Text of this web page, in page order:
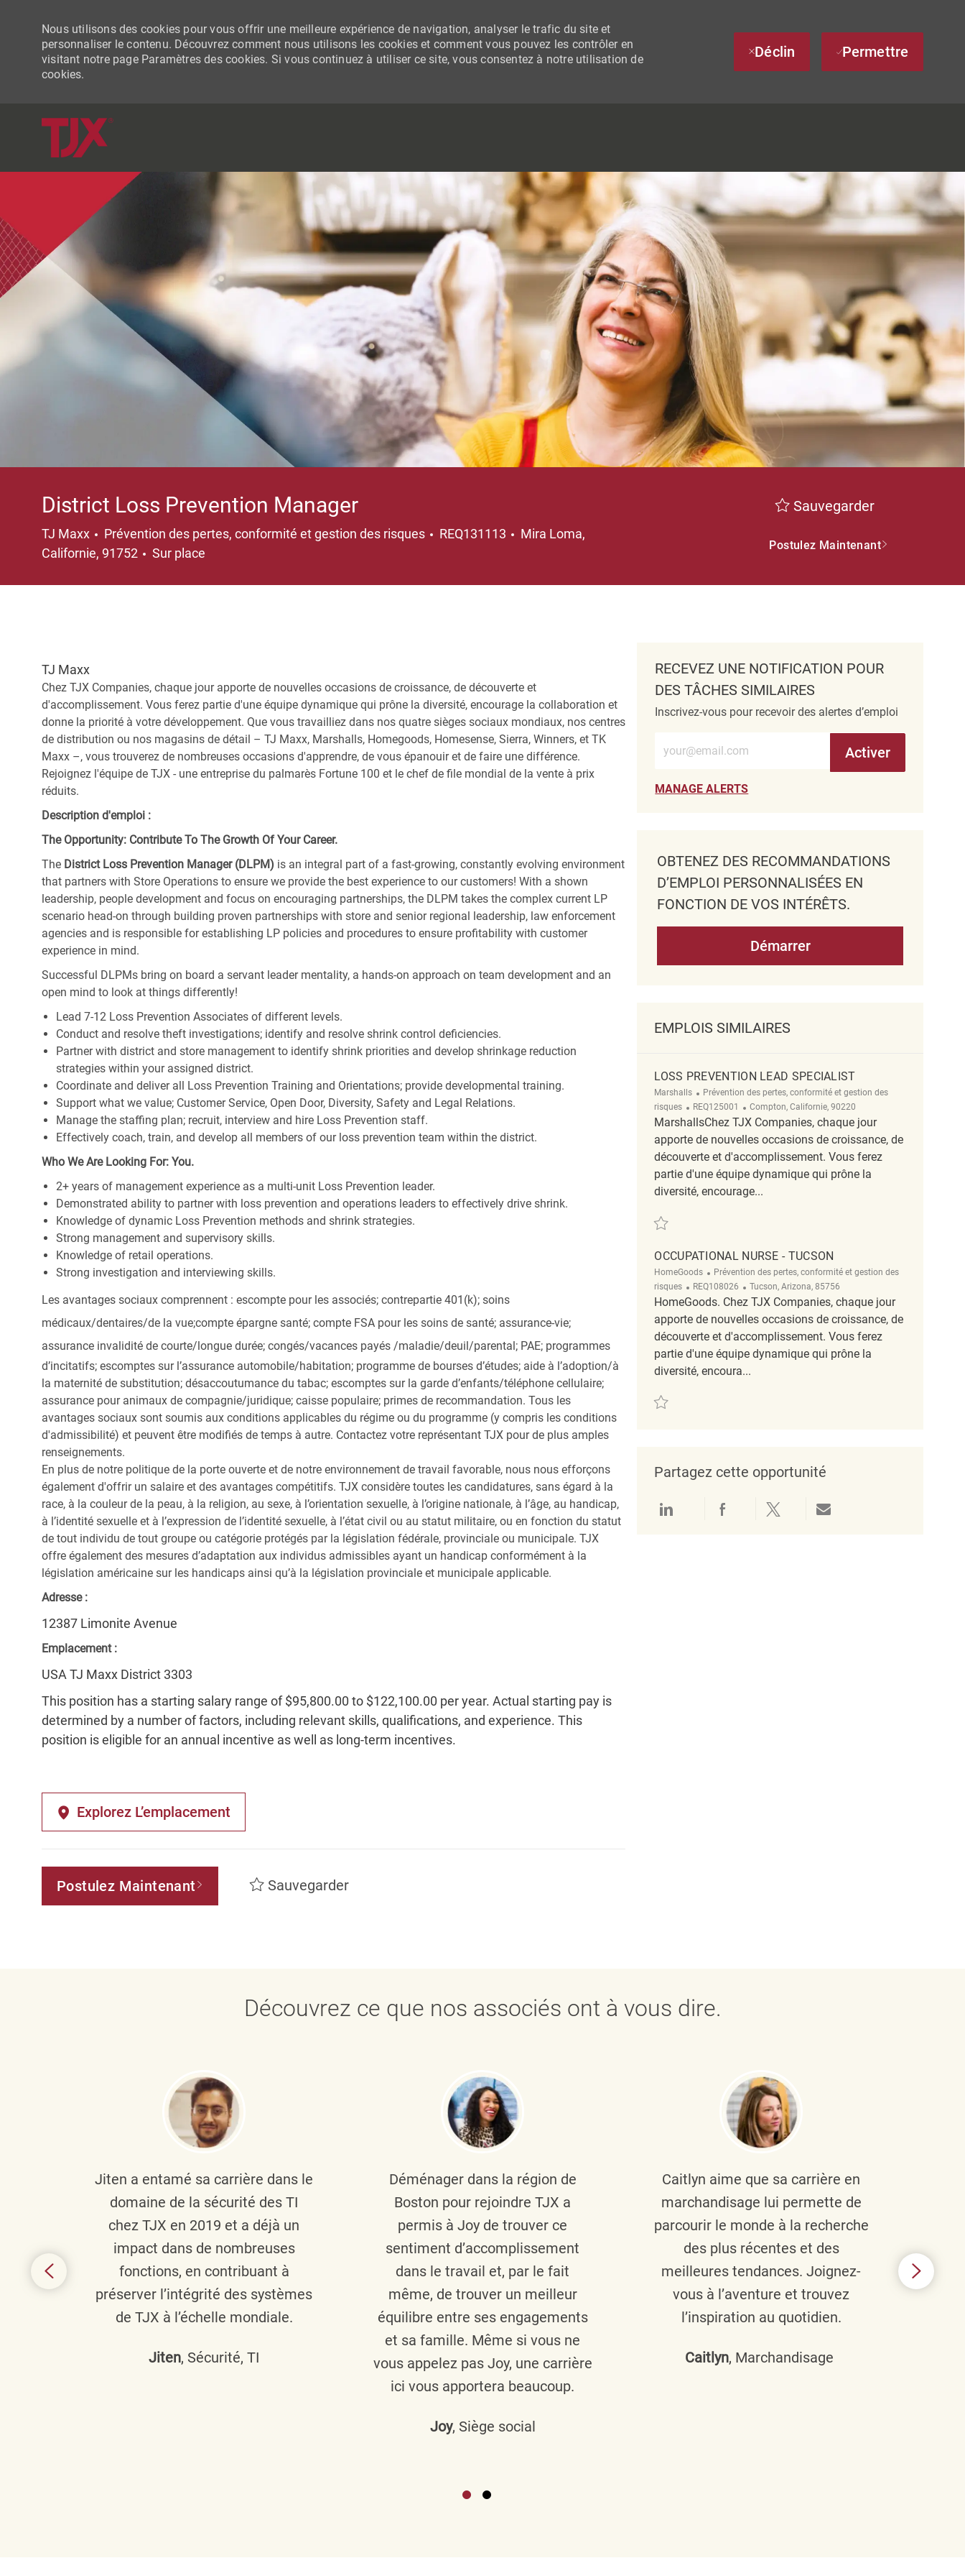
Nous utilisons des cookies pour vous offrir une meilleure expérience de navigation, analyser le trafic du site et
personnaliser le contenu. Découvrez comment nous utilisons les cookies et comment vous pouvez les contrôler en
visitant notre page Paramètres des cookies. Si vous continuez à utiliser ce site, vous consentez à notre utilisation de
cookies.
Déclin Permettre
District Loss Prevention Manager
TJ Maxx Catégorie
Prévention des pertes, conformité et gestion des risques REQ131113 Emplacement
Mira Loma,
Californie, 91752
Sur place
Sauvegarder
Postulez Maintenant
TJ Maxx
Chez TJX Companies, chaque jour apporte de nouvelles occasions de croissance, de découverte et
d'accomplissement. Vous ferez partie d'une équipe dynamique qui prône la diversité, encourage la collaboration et
donne la priorité à votre développement. Que vous travailliez dans nos quatre sièges sociaux mondiaux, nos centres
de distribution ou nos magasins de détail – TJ Maxx, Marshalls, Homegoods, Homesense, Sierra, Winners, et TK
Maxx –, vous trouverez de nombreuses occasions d'apprendre, de vous épanouir et de faire une différence.
Rejoignez l'équipe de TJX - une entreprise du palmarès Fortune 100 et le chef de file mondial de la vente à prix
réduits.
Description d'emploi :
The Opportunity: Contribute To The Growth Of Your Career.
The District Loss Prevention Manager (DLPM) is an integral part of a fast-growing, constantly evolving environment
that partners with Store Operations to ensure we provide the best experience to our customers! With a shown
leadership, people development and focus on encouraging partnerships, the DLPM takes the complex current LP
scenario head-on through building proven partnerships with store and senior regional leadership, law enforcement
agencies and is responsible for establishing LP policies and procedures to ensure profitability with customer
experience in mind.
Successful DLPMs bring on board a servant leader mentality, a hands-on approach on team development and an
open mind to look at things differently!
Lead 7-12 Loss Prevention Associates of different levels.
Conduct and resolve theft investigations; identify and resolve shrink control deficiencies.
Partner with district and store management to identify shrink priorities and develop shrinkage reduction
strategies within your assigned district.
Coordinate and deliver all Loss Prevention Training and Orientations; provide developmental training.
Support what we value; Customer Service, Open Door, Diversity, Safety and Legal Relations.
Manage the staffing plan; recruit, interview and hire Loss Prevention staff.
Effectively coach, train, and develop all members of our loss prevention team within the district.
Who We Are Looking For: You.
2+ years of management experience as a multi-unit Loss Prevention leader.
Demonstrated ability to partner with loss prevention and operations leaders to effectively drive shrink.
Knowledge of dynamic Loss Prevention methods and shrink strategies.
Strong management and supervisory skills.
Knowledge of retail operations.
Strong investigation and interviewing skills.
Les avantages sociaux comprennent : escompte pour les associés; contrepartie 401(k); soins
médicaux/dentaires/de la vue;compte épargne santé; compte FSA pour les soins de santé; assurance-vie;
assurance invalidité de courte/longue durée; congés/vacances payés /maladie/deuil/parental; PAE; programmes
d’incitatifs; escomptes sur l’assurance automobile/habitation; programme de bourses d’études; aide à l’adoption/à
la maternité de substitution; désaccoutumance du tabac; escomptes sur la garde d’enfants/téléphone cellulaire;
assurance pour animaux de compagnie/juridique; caisse populaire; primes de recommandation. Tous les
avantages sociaux sont soumis aux conditions applicables du régime ou du programme (y compris les conditions
d'admissibilité) et peuvent être modifiés de temps à autre. Contactez votre représentant TJX pour de plus amples
renseignements.
En plus de notre politique de la porte ouverte et de notre environnement de travail favorable, nous nous efforçons
également d'offrir un salaire et des avantages compétitifs. TJX considère toutes les candidatures, sans égard à la
race, à la couleur de la peau, à la religion, au sexe, à l’orientation sexuelle, à l’origine nationale, à l’âge, au handicap,
à l’identité sexuelle et à l’expression de l’identité sexuelle, à l’état civil ou au statut militaire, ou en fonction du statut
de tout individu de tout groupe ou catégorie protégés par la législation fédérale, provinciale ou municipale. TJX
offre également des mesures d’adaptation aux individus admissibles ayant un handicap conformément à la
législation américaine sur les handicaps ainsi qu’à la législation provinciale et municipale applicable.
Adresse :
12387 Limonite Avenue
Emplacement :
USA TJ Maxx District 3303
This position has a starting salary range of $95,800.00 to $122,100.00 per year. Actual starting pay is
determined by a number of factors, including relevant skills, qualifications, and experience. This
position is eligible for an annual incentive as well as long-term incentives.
Explorez L’emplacement
Postulez Maintenant Sauvegarder
RECEVEZ UNE NOTIFICATION POUR
DES TÂCHES SIMILAIRES
Inscrivez-vous pour recevoir des alertes d’emploi
Entrez l’adresse e-mail (obligatoire)
Activer
MANAGE ALERTS
OBTENEZ DES RECOMMANDATIONS
D’EMPLOI PERSONNALISÉES EN
FONCTION DE VOS INTÉRÊTS.
Démarrer
EMPLOIS SIMILAIRES
LOSS PREVENTION LEAD SPECIALIST
Marshalls Catégorie
Prévention des pertes, conformité et gestion des
risques
ReqId
REQ125001 Emplacement
Compton, Californie, 90220
MarshallsChez TJX Companies, chaque jour
apporte de nouvelles occasions de croissance, de
découverte et d'accomplissement. Vous ferez
partie d'une équipe dynamique qui prône la
diversité, encourage...
OCCUPATIONAL NURSE - TUCSON
HomeGoods Catégorie
Prévention des pertes, conformité et gestion des
risques
ReqId
REQ108026 Emplacement
Tucson, Arizona, 85756
HomeGoods. Chez TJX Companies, chaque jour
apporte de nouvelles occasions de croissance, de
découverte et d'accomplissement. Vous ferez
partie d'une équipe dynamique qui prône la
diversité, encoura...
Sauvegarder Occupational Nurse - Tucson REQ108026
Partagez cette opportunité
Partager via LinkedInPartager via Facebook
Partager via twitterPartager par e-mail
Découvrez ce que nos associés ont à vous dire.
Jiten a entamé sa carrière dans le
domaine de la sécurité des TI
chez TJX en 2019 et a déjà un
impact dans de nombreuses
fonctions, en contribuant à
préserver l’intégrité des systèmes
de TJX à l’échelle mondiale.
Jiten, Sécurité, TI
Déménager dans la région de
Boston pour rejoindre TJX a
permis à Joy de trouver ce
sentiment d’accomplissement
dans le travail et, par le fait
même, de trouver un meilleur
équilibre entre ses engagements
et sa famille. Même si vous ne
vous appelez pas Joy, une carrière
ici vous apportera beaucoup.
Joy, Siège social
Caitlyn aime que sa carrière en
marchandisage lui permette de
parcourir le monde à la recherche
des plus récentes et des
meilleures tendances. Joignez-
vous à l’aventure et trouvez
l’inspiration au quotidien.
Caitlyn, Marchandisage